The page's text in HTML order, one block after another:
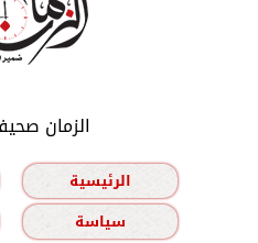
الزمان
الرئيسية
سياسة